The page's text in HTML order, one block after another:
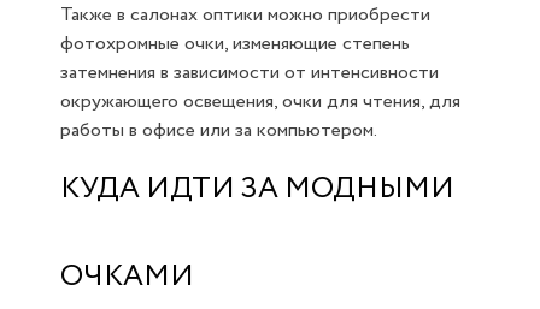
Также в салонах оптики можно приобрести
фотохромные очки, изменяющие степень
затемнения в зависимости от интенсивности
окружающего освещения, очки для чтения, для
работы в офисе или за компьютером.
КУДА ИДТИ ЗА МОДНЫМИ
ОЧКАМИ